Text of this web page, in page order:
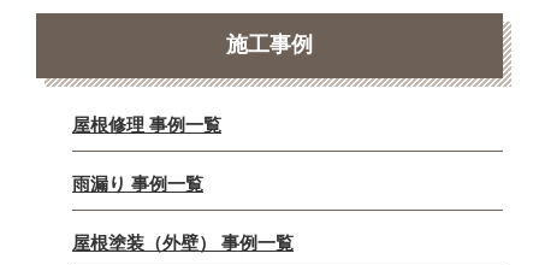
施工事例
屋根修理 事例一覧
雨漏り 事例一覧
屋根塗装（外壁） 事例一覧